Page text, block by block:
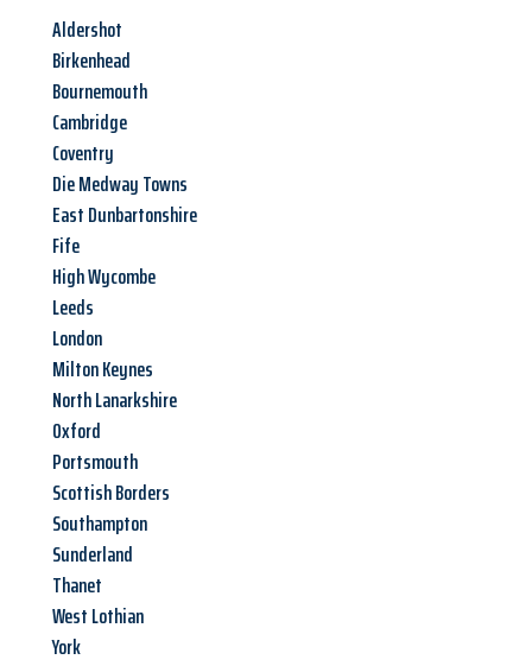
Aldershot
Birkenhead
Bournemouth
Cambridge
Coventry
Die Medway Towns
East Dunbartonshire
Fife
High Wycombe
Leeds
London
Milton Keynes
North Lanarkshire
Oxford
Portsmouth
Scottish Borders
Southampton
Sunderland
Thanet
West Lothian
York